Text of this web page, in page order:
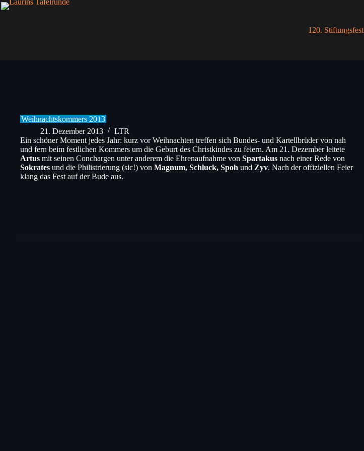
Zum
Inhalt
120. Stiftungsfest
Weihnachtskommers 2013
21. Dezember 2013
LTR
Ein schöner Moment jedes Jahr: kurz vor Weihnachten treffen sich Bundes- und Kartellbrüder von nah
und fern beim festlichen Kommers um die Geburt des Christkindes zu feiern. Am 21. Dezember leitete
Artus mit seinen Conchargen unter anderem die Ehrenaufnahme von Spartakus nach einer Rede von
Sokrates und die Philistrierung (sic!) von Magnum, Schluck, Spoh und Zyv. Nach der offiziellen Feier
klang das Fest auf der Bude aus.